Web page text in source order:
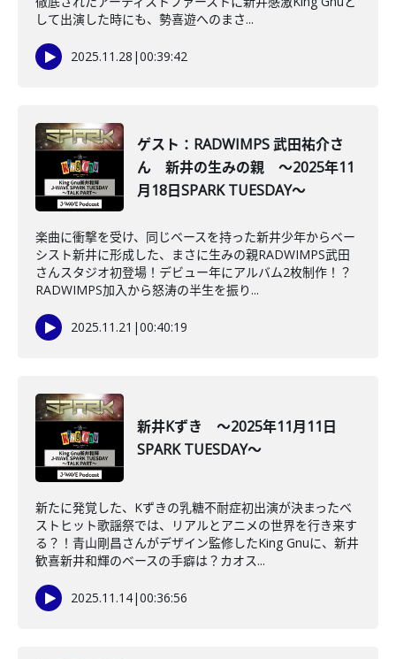
して出演した時にも、勢喜遊へのまさ...
2025.11.28 |00:39:42
ゲスト：RADWIMPS 武田祐介さ
ん 新井の生みの親 ～2025年11
月18日SPARK TUESDAY～
楽曲に衝撃を受け、同じベースを持った新井少年からベー
シスト新井に形成した、まさに生みの親RADWIMPS武田
さんスタジオ初登場！デビュー年にアルバム2枚制作！？
RADWIMPS加入から怒涛の半生を振り...
2025.11.21 |00:40:19
新井Kずき ～2025年11月11日
SPARK TUESDAY～
新たに発覚した、Kずきの乳糖不耐症初出演が決まったベ
ストヒット歌謡祭では、リアルとアニメの世界を行き来す
る？！青山剛昌さんがデザイン監修したKing Gnuに、新井
歓喜新井和輝のベースの手癖は？カオス...
2025.11.14|00:36:56